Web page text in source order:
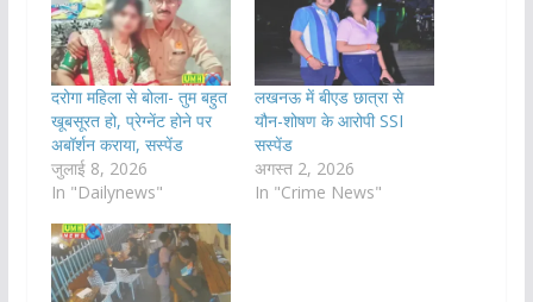
दरोगा महिला से बोला- तुम बहुत
खूबसूरत हो, प्रेग्नेंट होने पर
अबॉर्शन कराया, सस्पेंड
जुलाई 8, 2026
In "Dailynews"
लखनऊ में बीएड छात्रा से
यौन-शोषण के आरोपी SSI
सस्पेंड
अगस्त 2, 2026
In "Crime News"